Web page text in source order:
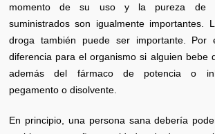
momento de su uso y la pureza de
suministrados son igualmente importantes.
droga también puede ser importante. Por
diferencia para el organismo si alguien bebe
además del fármaco de potencia o
pegamento o disolvente.
En principio, una persona sana debería